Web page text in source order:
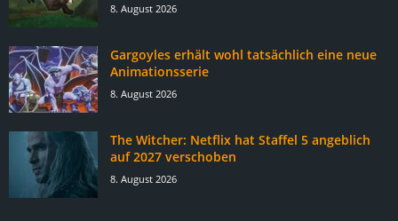
8. August 2026
Gargoyles erhält wohl tatsächlich eine neue
Animationsserie
8. August 2026
The Witcher: Netflix hat Staffel 5 angeblich
auf 2027 verschoben
8. August 2026